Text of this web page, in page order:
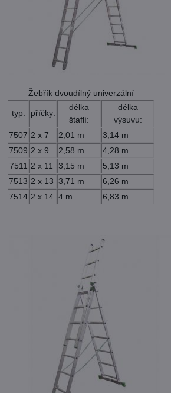
typ: příčky:
délka
štaflí:
délka
výsuvu:
Žebřík dvoudílný univerzální
7507 2 x 7 2,01 m
3,14 m
7509 2 x 9 2,58 m
4,28 m
7511 2 x 11 3,15 m
5,13 m
7513 2 x 13 3,71 m
6,26 m
7514 2 x 14 4 m 6,83 m